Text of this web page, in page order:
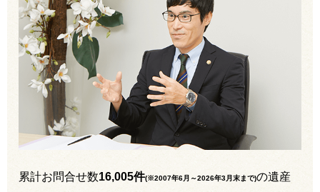
累計お問合せ数16,005件(※2007年6月～2026年3月末まで)の遺産